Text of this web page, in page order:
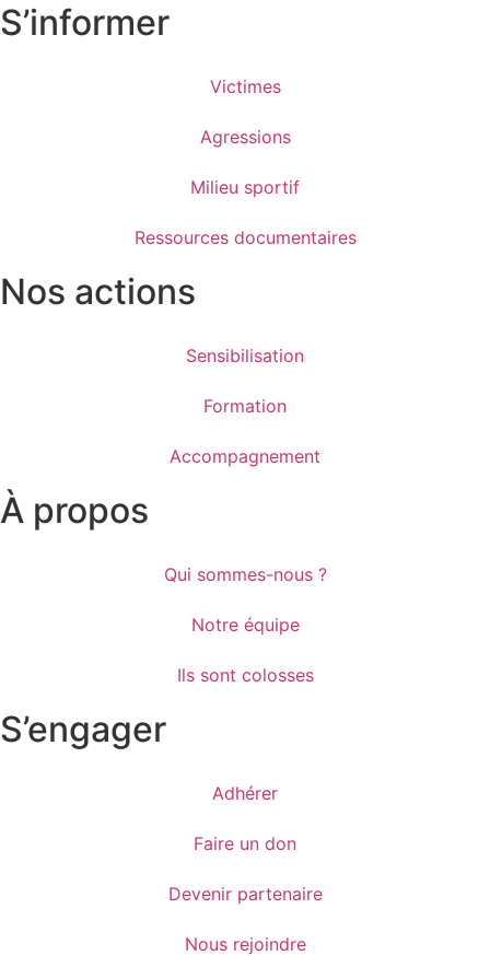
S’informer
Victimes
Agressions
Milieu sportif
Ressources documentaires
Nos actions
Sensibilisation
Formation
Accompagnement
À propos
Qui sommes-nous ?
Notre équipe
Ils sont colosses
S’engager
Adhérer
Faire un don
Devenir partenaire
Nous rejoindre